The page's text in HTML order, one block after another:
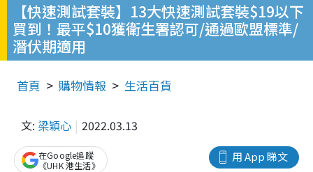
【快速測試套裝】13大快速測試套裝$19以下
買到！最平$10獲衛生署認可/通過歐盟標準/
潛伏期適用
首頁 購物情報 生活百貨
文: 梁穎心 2022.03.13
用 App 睇文
在Google追蹤
《UHK 港生活》